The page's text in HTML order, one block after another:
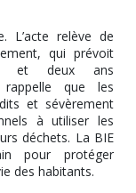
L’acte relève de
qui prévoit
et deux ans
rappelle que les
et sévèrement
à utiliser les
déchets. La BIE
pour protéger
des habitants.